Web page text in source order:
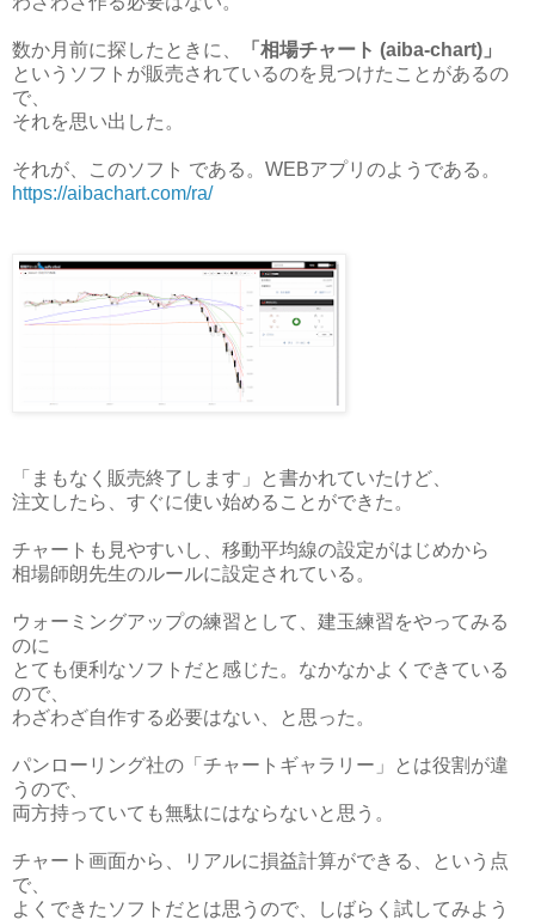
数か月前に探したときに、
「相場チャート (aiba-chart)」
というソフトが販売されているのを見つけたことがあるの
で、
それを思い出した。
それが、このソフト である。WEBアプリのようである。
https://aibachart.com/ra/
「まもなく販売終了します」と書かれていたけど、
注文したら、すぐに使い始めることができた。
チャートも見やすいし、移動平均線の設定がはじめから
相場師朗先生のルールに設定されている。
ウォーミングアップの練習として、建玉練習をやってみる
のに
とても便利なソフトだと感じた。なかなかよくできている
ので、
わざわざ自作する必要はない、と思った。
パンローリング社の「チャートギャラリー」とは役割が違
うので、
両方持っていても無駄にはならないと思う。
チャート画面から、リアルに損益計算ができる、という点
で、
よくできたソフトだとは思うので、しばらく試してみよう